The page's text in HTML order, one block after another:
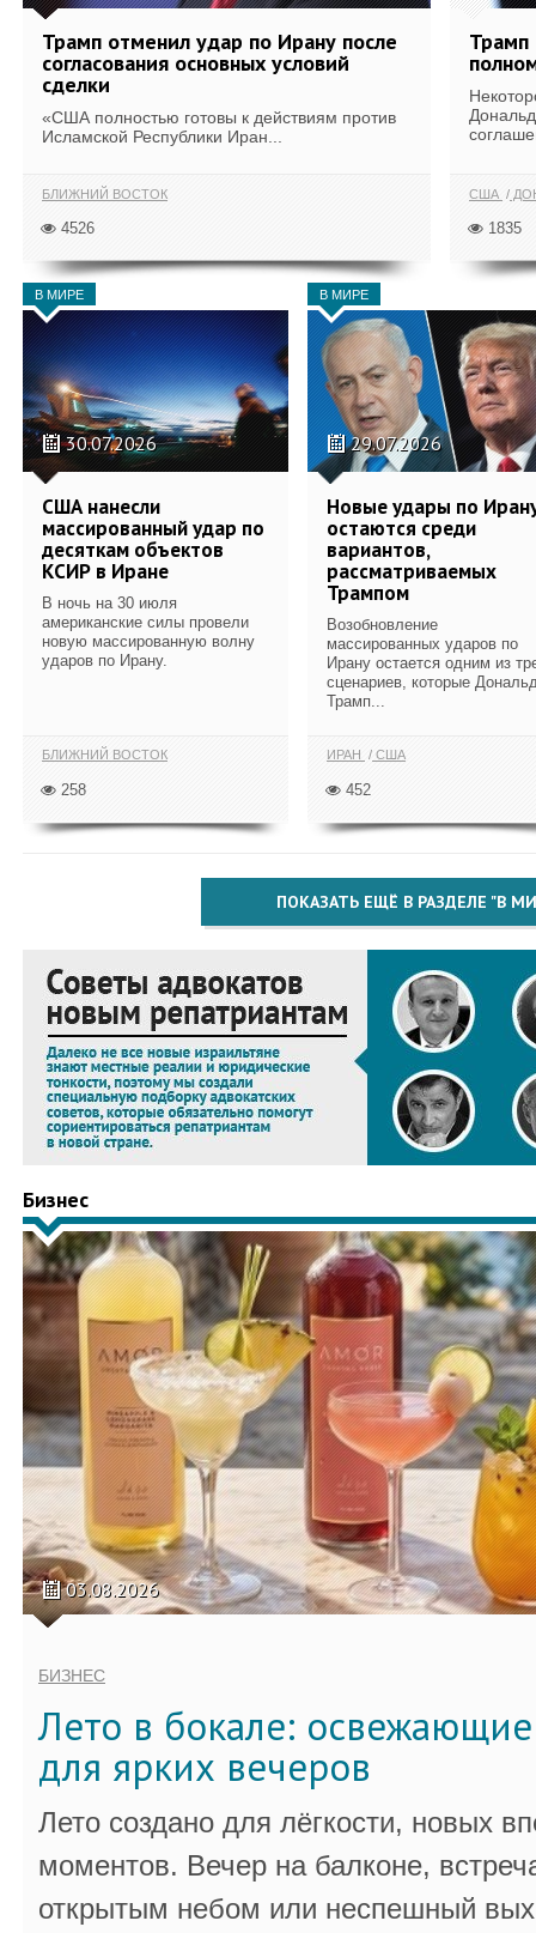
Трамп отменил удар по Ирану после
согласования основных условий
сделки
«США полностью готовы к действиям против
Исламской Республики Иран...
БЛИЖНИЙ ВОСТОК
4526
Трамп
США
1835
В МИРЕ
30.07.2026
США нанесли
массированный удар по
десяткам объектов
КСИР в Иране
В ночь на 30 июля
американские силы провели
новую массированную волну
ударов по Ирану.
БЛИЖНИЙ ВОСТОК
258
В МИРЕ
29.07.2026
Новые удары по
остаются среди
вариантов,
рассматриваемых
Трампом
Возобновление
массированных ударов по
Ирану остается одним из
сценариев, которые
Трамп...
ИРАН США
452
ПОКАЗАТЬ ЕЩЁ В РАЗДЕЛЕ "В
Бизнес
03.08.2026
БИЗНЕС
Лето в бокале:
для ярких вечеров
Лето создано для лёгкости, новых
моментов. Вечер на балконе,
открытым небом или неспешный